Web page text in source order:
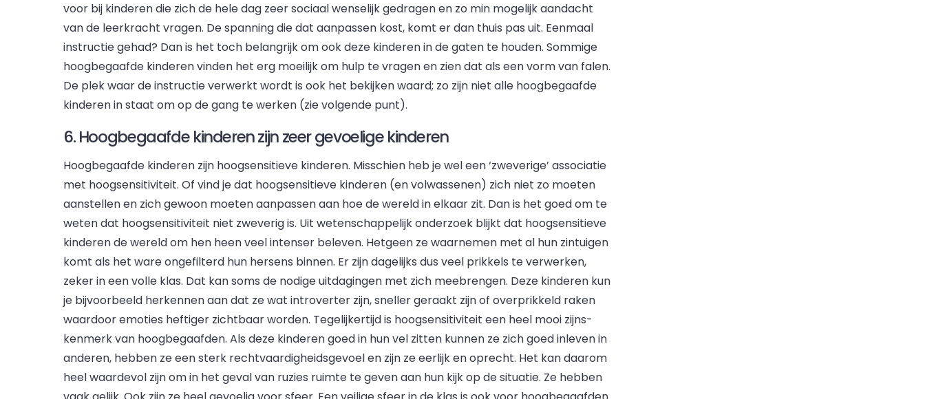
voor bij kinderen die zich de hele dag zeer sociaal wenselijk gedragen en zo min mogelijk aandacht
van de leerkracht vragen. De spanning die dat aanpassen kost, komt er dan thuis pas uit. Eenmaal
instructie gehad? Dan is het toch belangrijk om ook deze kinderen in de gaten te houden. Sommige
hoogbegaafde kinderen vinden het erg moeilijk om hulp te vragen en zien dat als een vorm van falen.
De plek waar de instructie verwerkt wordt is ook het bekijken waard; zo zijn niet alle hoogbegaafde
kinderen in staat om op de gang te werken (zie volgende punt).
6. Hoogbegaafde kinderen zijn zeer gevoelige kinderen
Hoogbegaafde kinderen zijn hoogsensitieve kinderen. Misschien heb je wel een ‘zweverige’ associatie
met hoogsensitiviteit. Of vind je dat hoogsensitieve kinderen (en volwassenen) zich niet zo moeten
aanstellen en zich gewoon moeten aanpassen aan hoe de wereld in elkaar zit. Dan is het goed om te
weten dat hoogsensitiviteit niet zweverig is. Uit wetenschappelijk onderzoek blijkt dat hoogsensitieve
kinderen de wereld om hen heen veel intenser beleven. Hetgeen ze waarnemen met al hun zintuigen
komt als het ware ongefilterd hun hersens binnen. Er zijn dagelijks dus veel prikkels te verwerken,
zeker in een volle klas. Dat kan soms de nodige uitdagingen met zich meebrengen. Deze kinderen kun
je bijvoorbeeld herkennen aan dat ze wat introverter zijn, sneller geraakt zijn of overprikkeld raken
waardoor emoties heftiger zichtbaar worden. Tegelijkertijd is hoogsensitiviteit een heel mooi zijns-
kenmerk van hoogbegaafden. Als deze kinderen goed in hun vel zitten kunnen ze zich goed inleven in
anderen, hebben ze een sterk rechtvaardigheidsgevoel en zijn ze eerlijk en oprecht. Het kan daarom
heel waardevol zijn om in het geval van ruzies ruimte te geven aan hun kijk op de situatie. Ze hebben